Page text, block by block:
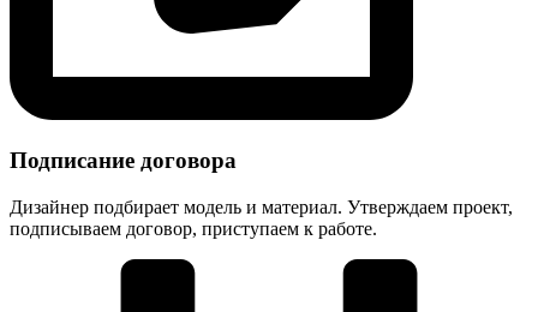
Подписание договора
Дизайнер подбирает модель и материал. Утверждаем проект,
подписываем договор, приступаем к работе.